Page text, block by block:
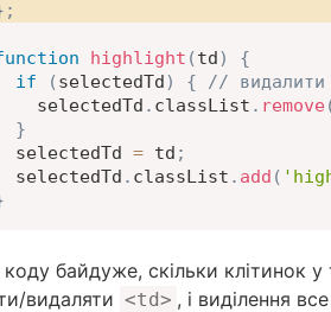
;
highlight (td)
{
if
(selectedTd) {
// видалити
selectedTd
. classList . remove
}
selectedTd
= td ;
selectedTd
. classList . add (
байдуже, скільки клітинок
видаляти <td> , і виділення